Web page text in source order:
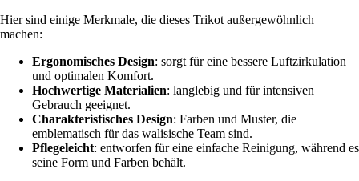
Hier sind einige Merkmale, die dieses Trikot außergewöhnlich
machen:
Ergonomisches Design: sorgt für eine bessere Luftzirkulation
und optimalen Komfort.
Hochwertige Materialien: langlebig und für intensiven
Gebrauch geeignet.
Charakteristisches Design: Farben und Muster, die
emblematisch für das walisische Team sind.
Pflegeleicht: entworfen für eine einfache Reinigung, während es
seine Form und Farben behält.